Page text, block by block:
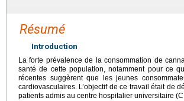
Résumé
Introduction
La forte prévalence de la consommation de
santé de cette population, notamment pour ce
récentes suggèrent que les jeunes
cardiovasculaires. L’objectif de ce travail était de
patients admis au centre hospitalier universitaire